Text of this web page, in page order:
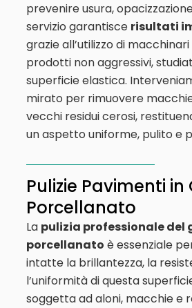
prevenire usura,
servizio garantisce risultati
grazie all’utilizzo di
prodotti non aggressivi,
superficie elastica.
mirato per rimuovere
vecchi residui cerosi,
un aspetto uniforme, pulito e
Pulizie Pavimenti in
Porcellanato
La pulizia professionale del
porcellanato è essenziale
intatte la brillantezza, la
l’uniformità di questa
soggetta ad aloni, macchie e